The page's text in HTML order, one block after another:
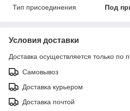
Тип присоединения
Под
Условия доставки
Доставка осуществляется только по
Самовывоз
Доставка курьером
Доставка почтой